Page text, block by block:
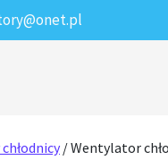
/ Wentylator